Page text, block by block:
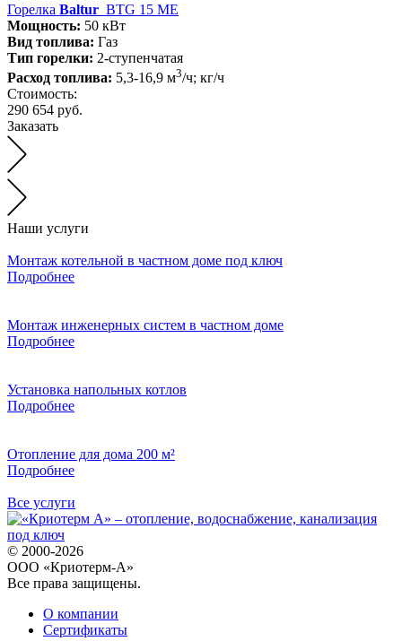
Горелка Baltur BTG 15 ME
Мощность: 50 кВт
Вид топлива: Газ
Тип горелки: 2-ступенчатая
Расход топлива: 5,3-16,9 м3/ч; кг/ч
Стоимость:
290 654 руб.
Заказать
Наши услуги
Монтаж котельной в частном доме под ключ
Подробнее
Монтаж инженерных систем в частном доме
Подробнее
Установка напольных котлов
Подробнее
Отопление для дома 200 м²
Подробнее
Все услуги
© 2000-2026
ООО «Криотерм-А»
Все права защищены.
О компании
Сертификаты